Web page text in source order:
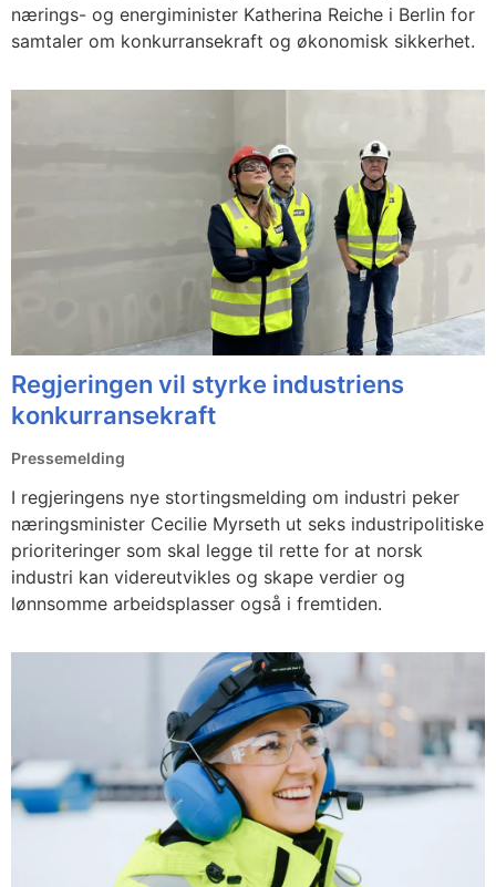
nærings- og energiminister Katherina Reiche i Berlin for
samtaler om konkurransekraft og økonomisk sikkerhet.
Regjeringen vil styrke industriens
konkurransekraft
Pressemelding
I regjeringens nye stortingsmelding om industri peker
næringsminister Cecilie Myrseth ut seks industripolitiske
prioriteringer som skal legge til rette for at norsk
industri kan videreutvikles og skape verdier og
lønnsomme arbeidsplasser også i fremtiden.